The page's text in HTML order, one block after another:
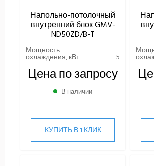
Напольно-потолочный
внутренний блок GMV-
ND50ZD/B-T
Мощность
охлаждения, кВт 5
Цена по запросу
В наличии
КУПИТЬ В 1 КЛИК